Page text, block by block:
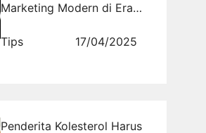
Marketing Modern di Era
Tips
17/04/2025
Penderita Kolesterol Harus